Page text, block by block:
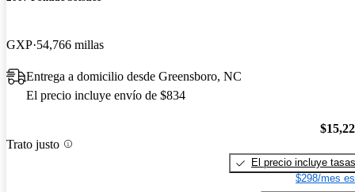
GXP 54,766 millas
Entrega a domicilio desde Greensboro, NC
El precio incluye envío de $834
Trato justo
El precio incluye tasas
$298/mes